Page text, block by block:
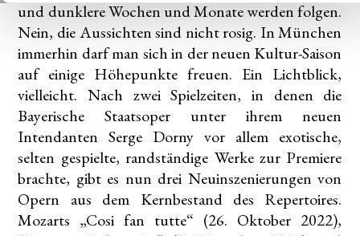
und dunklere Wochen und Monate werden folgen.
Nein, die Aussichten sind nicht rosig. In München
immerhin darf man sich in der neuen Kultur-Saison
auf einige Höhepunkte freuen. Ein Lichtblick,
vielleicht. Nach zwei Spielzeiten, in denen die
Bayerische Staatsoper unter ihrem neuen
Intendanten Serge Dorny vor allem exotische,
selten gespielte, randständige Werke zur Premiere
brachte, gibt es nun drei Neuinszenierungen von
Opern aus dem Kernbestand des Repertoires.
Mozarts „Cosi fan tutte“ (26. Oktober 2022),